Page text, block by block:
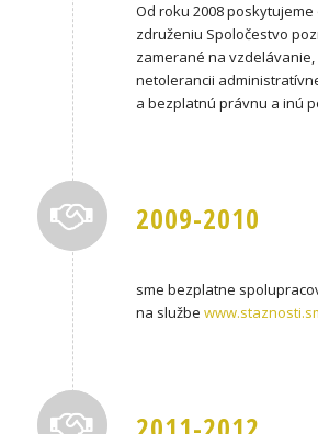
Od roku 2008
združeniu Spoločestvo
zamerané na
netolerancii
a bezplatnú právnu a inú
2009-2010
sme bezplatne
na službe